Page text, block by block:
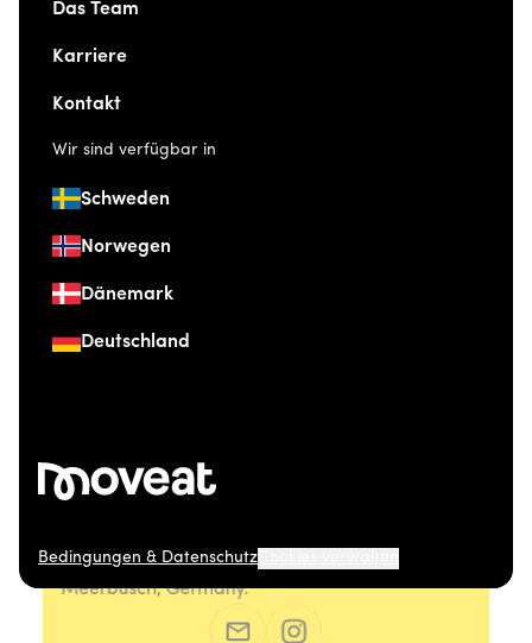
Das Team
Karriere
Kontakt
Wir sind verfügbar in
Schweden
Norwegen
Dänemark
Deutschland
Bedingungen & Datenschutz
© 2026 Moveat. Düsseldorfer Straße 41, 40667
Meerbusch, Germany.